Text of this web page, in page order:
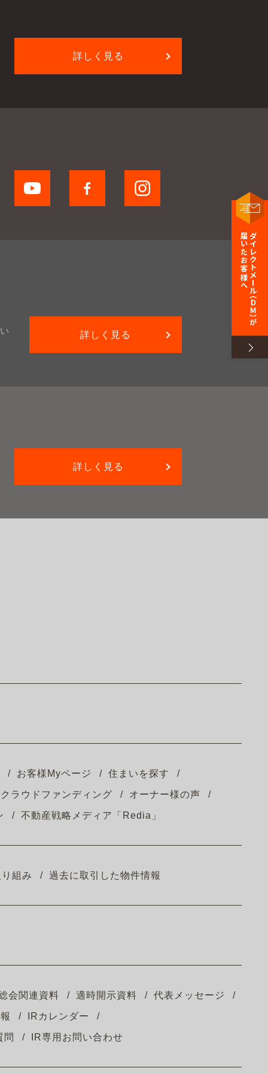
詳しく見る
詳しく見る
詳しく見る
お客様Myページ 住まいを探す
クラウドファンディング オーナー様の声
不動産戦略メディア「Redia」
組み 過去に取引した物件情報
会関連資料 適時開示資料 代表メッセージ
IRカレンダー
問 IR専用お問い合わせ